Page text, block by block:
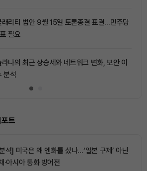
래리티 법안 9월 15일 토론종결 표결…민주당
필요
라나의 최근 상승세와 네트워크 변화, 보안 이
분석
트
석] 미국은 왜 엔화를 샀나…‘일본 구제’ 아닌
·아시아 통화 방어전